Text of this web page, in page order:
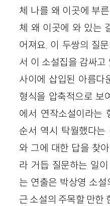
체 나를 왜 이곳에 부
체 왜 이곳에 와 있는
어져요. 이 두쌍의 질
서 이 소설집을 감싸고
사이에 삽입된 아름다
형식을 압축적으로 보
에서 연작소설이라는
순서 역시 탁월했다는
와 그에 대한 답을 찾
라 거듭 질문하는 일
는 연출은 박상영 소
근 소설의 주목할 만한